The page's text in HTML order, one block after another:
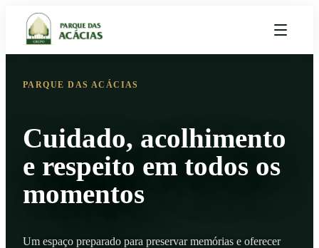
PARQUE DAS ACÁCIAS
Cuidado, acolhimento
e respeito em todos os
momentos
Um espaço preparado para preservar memórias e oferecer